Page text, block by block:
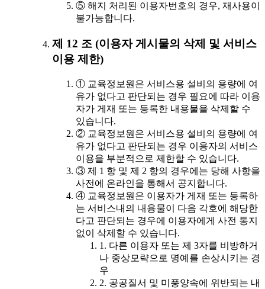
⑤ 해지 처리된 이용자번호의 경우, 재사용이
불가능합니다.
제 12 조 (이용자 게시물의 삭제 및 서비스
이용 제한)
① 교육정보원은 서비스용 설비의 용량에 여
유가 없다고 판단되는 경우 필요에 따라 이용
자가 게재 또는 등록한 내용물을 삭제할 수
있습니다.
② 교육정보원은 서비스용 설비의 용량에 여
유가 없다고 판단되는 경우 이용자의 서비스
이용을 부분적으로 제한할 수 있습니다.
③ 제 1 항 및 제 2 항의 경우에는 당해 사항을
사전에 온라인을 통해서 공지합니다.
④ 교육정보원은 이용자가 게재 또는 등록하
는 서비스내의 내용물이 다음 각호에 해당한
다고 판단되는 경우에 이용자에게 사전 통지
없이 삭제할 수 있습니다.
1. 다른 이용자 또는 제 3자를 비방하거
나 중상모략으로 명예를 손상시키는 경
우
2. 공공질서 및 미풍양속에 위반되는 내